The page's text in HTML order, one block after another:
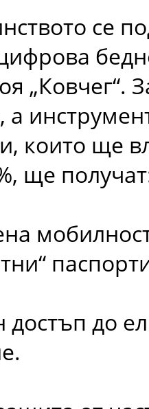
се
„Ковчег“.
а
които ще
ще
достъп до